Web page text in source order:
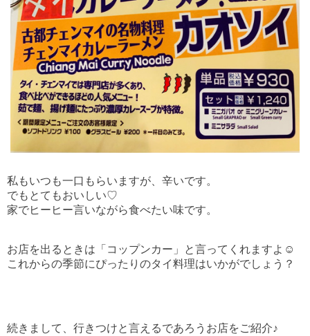
私もいつも一口もらいますが、辛いです。
でもとてもおいしい♡
家でヒーヒー言いながら食べたい味です。
お店を出るときは「コップンカー」と言ってくれますよ☺
これからの季節にぴったりのタイ料理はいかがでしょう？
続きまして、行きつけと言えるであろうお店をご紹介♪